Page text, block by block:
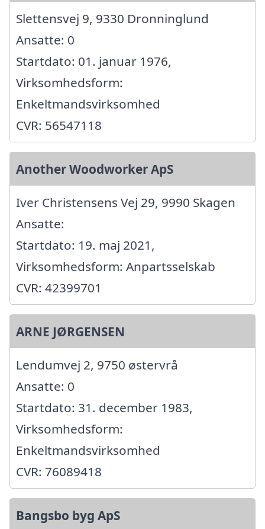
Slettensvej 9, 9330 Dronninglund
Ansatte: 0
Startdato: 01. januar 1976,
Virksomhedsform:
Enkeltmandsvirksomhed
CVR: 56547118
Another Woodworker ApS
Iver Christensens Vej 29, 9990 Skagen
Ansatte:
Startdato: 19. maj 2021,
Virksomhedsform: Anpartsselskab
CVR: 42399701
ARNE JØRGENSEN
Lendumvej 2, 9750 østervrå
Ansatte: 0
Startdato: 31. december 1983,
Virksomhedsform:
Enkeltmandsvirksomhed
CVR: 76089418
Bangsbo byg ApS